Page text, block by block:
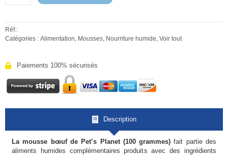
Réf.:
Catégories : Alimentation Mousses Nourriture humide Voir tout
Paiements 100% sécurisés
Description
La mousse bœuf de Pet’s Planet (100 grammes) fait partie des
aliments humides complémentaires produits avec des ingrédients